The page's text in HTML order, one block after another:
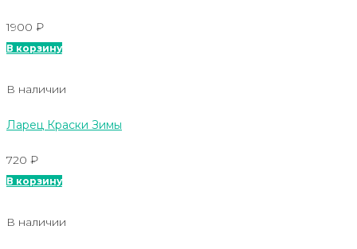
1900 ₽
В корзину
В наличии
Ларец Краски Зимы
720 ₽
В корзину
В наличии